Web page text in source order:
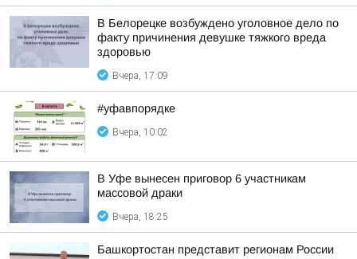
В Белорецке возбуждено уголовное дело по
факту причинения девушке тяжкого вреда
здоровью
Вчера, 17:09
#уфавпорядке
Вчера, 10:02
В Уфе вынесен приговор 6 участникам
массовой драки
Вчера, 18:25
Башкортостан представит регионам России